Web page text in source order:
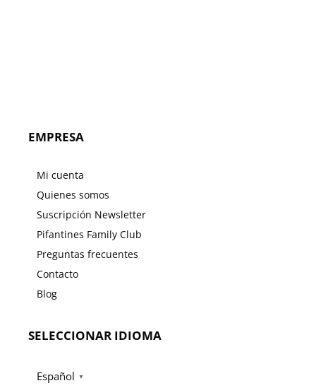
EMPRESA
Mi cuenta
Quienes somos
Suscripción Newsletter
Pifantines Family Club
Preguntas frecuentes
Contacto
Blog
SELECCIONAR IDIOMA
Español ▼